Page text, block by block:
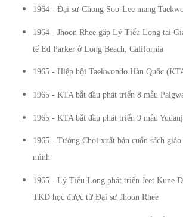
1964 - Đại sư Chong Soo-Lee mang
1964 - Jhoon Rhee gặp Lý Tiểu Long tại
tế Ed Parker ở Long Beach, California
1965 - Hiệp hội Taekwondo Hàn Quốc
1965 - KTA bắt đầu phát triển 8 mẫu
1965 - KTA bắt đầu phát triển 9 mẫu
1965 - Tướng Choi xuất bản cuốn sách
mình
1965 - Lý Tiểu Long phát triển Jeet Kune
TKD học được từ Đại sư Jhoon Rhee